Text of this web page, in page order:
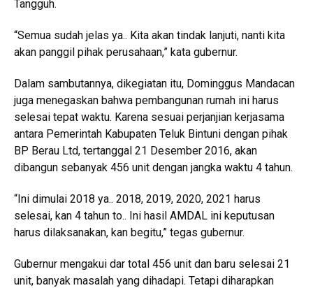
Tangguh.
“Semua sudah jelas ya.. Kita akan tindak lanjuti, nanti kita
akan panggil pihak perusahaan,” kata gubernur.
Dalam sambutannya, dikegiatan itu, Dominggus Mandacan
juga menegaskan bahwa pembangunan rumah ini harus
selesai tepat waktu. Karena sesuai perjanjian kerjasama
antara Pemerintah Kabupaten Teluk Bintuni dengan pihak
BP Berau Ltd, tertanggal 21 Desember 2016, akan
dibangun sebanyak 456 unit dengan jangka waktu 4 tahun.
“Ini dimulai 2018 ya.. 2018, 2019, 2020, 2021 harus
selesai, kan 4 tahun to.. Ini hasil AMDAL ini keputusan
harus dilaksanakan, kan begitu,” tegas gubernur.
Gubernur mengakui dar total 456 unit dan baru selesai 21
unit, banyak masalah yang dihadapi. Tetapi diharapkan